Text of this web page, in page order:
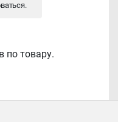
по товару.
.